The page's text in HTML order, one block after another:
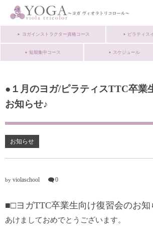
ヨガインストラクター資格コース ピラティス
短期集中コース スケジュール
●１月のヨガ/ピラティスTTC卒業
お知らせ♪
お知らせ
by violaschool 0
■□ヨガTTC卒業生向け復習会のお知
あけましておめでとうございます。